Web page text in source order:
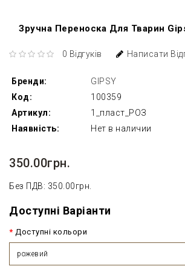
Зручна Переноска Для Тварин
0 Відгуків Написати
Бренди:
GIPSY
Код:
100359
Артикул:
1_пласт_РОЗ
Наявність:
Нет в наличии
350.00грн.
Без ПДВ: 350.00грн.
Доступні Варіанти
Доступні кольори
рожевий